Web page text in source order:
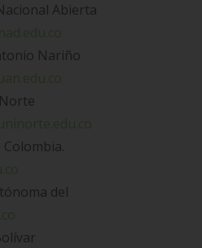
Abierta
Nariño
del